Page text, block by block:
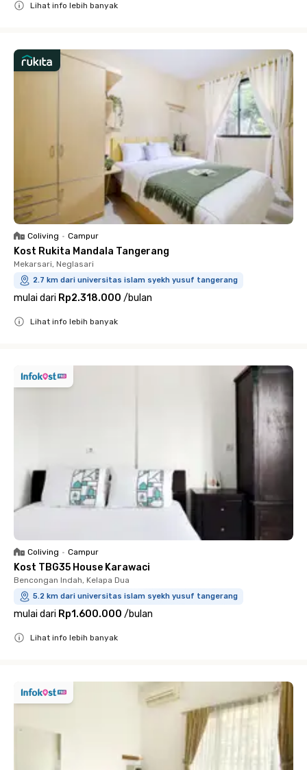
Lihat info lebih banyak
Coliving • Campur
Kost Rukita Mandala Tangerang
Mekarsari, Neglasari
2.7 km dari universitas islam syekh yusuf tangerang
mulai dari Rp2.318.000 /bulan
Lihat info lebih banyak
Coliving • Campur
Kost TBG35 House Karawaci
Bencongan Indah, Kelapa Dua
5.2 km dari universitas islam syekh yusuf tangerang
mulai dari Rp1.600.000 /bulan
Lihat info lebih banyak